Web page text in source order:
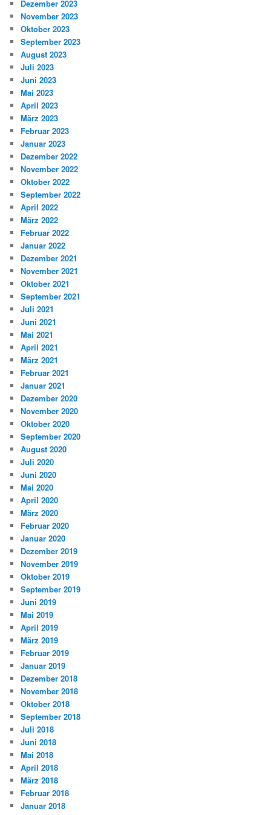
Dezember 2023
November 2023
Oktober 2023
September 2023
August 2023
Juli 2023
Juni 2023
Mai 2023
April 2023
März 2023
Februar 2023
Januar 2023
Dezember 2022
November 2022
Oktober 2022
September 2022
April 2022
März 2022
Februar 2022
Januar 2022
Dezember 2021
November 2021
Oktober 2021
September 2021
Juli 2021
Juni 2021
Mai 2021
April 2021
März 2021
Februar 2021
Januar 2021
Dezember 2020
November 2020
Oktober 2020
September 2020
August 2020
Juli 2020
Juni 2020
Mai 2020
April 2020
März 2020
Februar 2020
Januar 2020
Dezember 2019
November 2019
Oktober 2019
September 2019
Juni 2019
Mai 2019
April 2019
März 2019
Februar 2019
Januar 2019
Dezember 2018
November 2018
Oktober 2018
September 2018
Juli 2018
Juni 2018
Mai 2018
April 2018
März 2018
Februar 2018
Januar 2018